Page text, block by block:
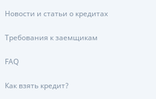
Новости и статьи о кредитах
Требования к заемщикам
FAQ
Как взять кредит?